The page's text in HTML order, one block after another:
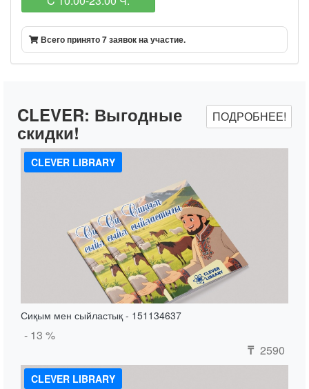
Всего принято 7 заявок на участие.
CLEVER: Выгодные
скидки!
ПОДРОБНЕЕ!
CLEVER LIBRARY
Сиқым мен сыйластық - 151134637
- 13 %
₸ 2590
CLEVER LIBRARY